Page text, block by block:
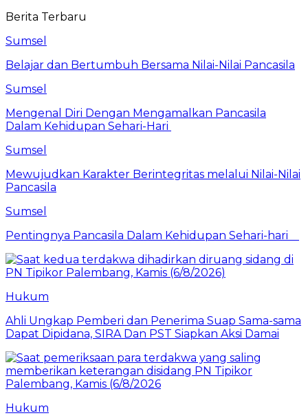
Berita Terbaru
Sumsel
Belajar dan Bertumbuh Bersama Nilai-Nilai Pancasila
Sumsel
Mengenal Diri Dengan Mengamalkan Pancasila
Dalam Kehidupan Sehari-Hari
Sumsel
Mewujudkan Karakter Berintegritas melalui Nilai-Nilai
Pancasila
Sumsel
Pentingnya Pancasila Dalam Kehidupan Sehari-hari
Hukum
Ahli Ungkap Pemberi dan Penerima Suap Sama-sama
Dapat Dipidana, SIRA Dan PST Siapkan Aksi Damai
Hukum